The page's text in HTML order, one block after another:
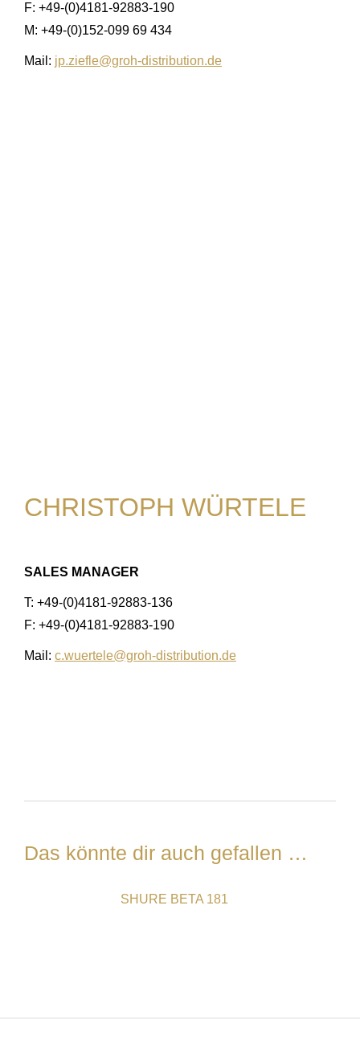
F: +49-(0)4181-92883-190
M: +49-(0)152-099 69 434
Mail: jp.ziefle@groh-distribution.de
CHRISTOPH WÜRTELE
SALES MANAGER
T: +49-(0)4181-92883-136
F: +49-(0)4181-92883-190
Mail: c.wuertele@groh-distribution.de
Das könnte dir auch gefallen …
SHURE BETA 181